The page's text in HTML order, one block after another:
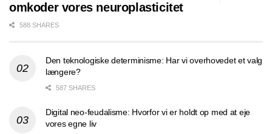
omkoder vores neuroplasticitet
588 SHARES
Den teknologiske determinisme: Har vi overhovedet et valg
længere?
587 SHARES
Digital neo-feudalisme: Hvorfor vi er holdt op med at eje
vores egne liv